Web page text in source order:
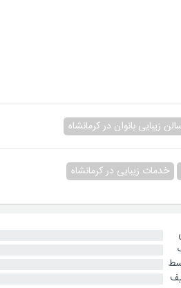
زیبایی بانوان در کرمانشاه
خدمات زیبایی در کرمانشاه